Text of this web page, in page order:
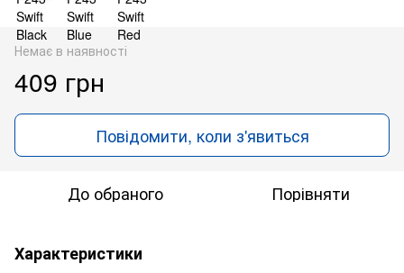
Немає в наявності
409 грн
Повідомити, коли з'явиться
До обраного Порівняти
Характеристики